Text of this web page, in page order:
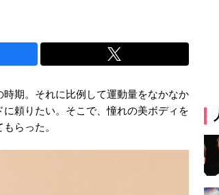
期。それに比例して運動量をなかなか
頼りたい。そこで、憧れの美ボディを
らった。